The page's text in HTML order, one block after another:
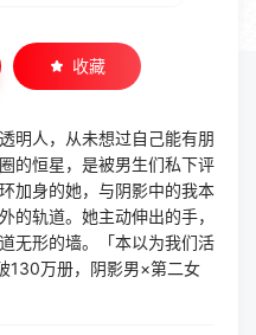
收藏
明人，从未想过自己能有朋
的恒星，是被男生们私下评
加身的她，与阴影中的我本
的轨道。她主动伸出的手，
无形的墙。「本以为我们活
130万册，阴影男×第二女